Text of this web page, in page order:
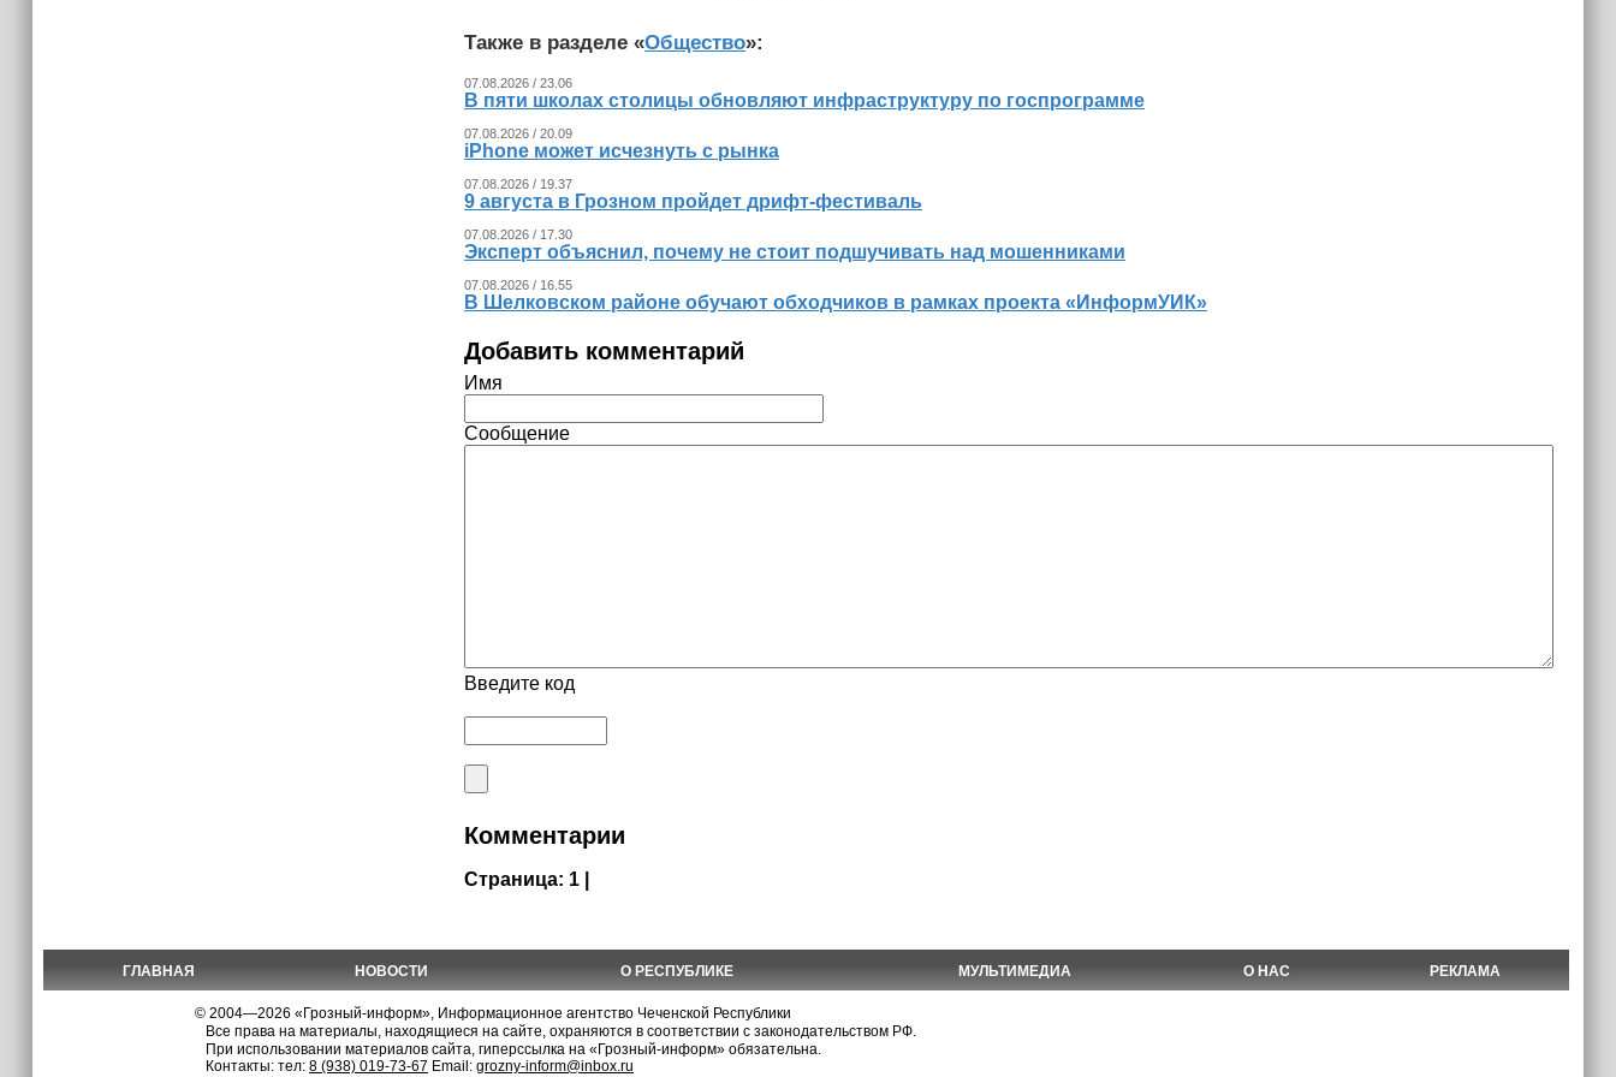
Также в разделе «Общество»:
07.08.2026 / 23.06
В пяти школах столицы обновляют инфраструктуру по госпрограмме
07.08.2026 / 20.09
iPhone может исчезнуть с рынка
07.08.2026 / 19.37
9 августа в Грозном пройдет дрифт-фестиваль
07.08.2026 / 17.30
Эксперт объяснил, почему не стоит подшучивать над мошенниками
07.08.2026 / 16.55
В Шелковском районе обучают обходчиков в рамках проекта «ИнформУИК»
Добавить комментарий
Имя
Сообщение
Введите код
Комментарии
Страница: 1 |
ГЛАВНАЯ НОВОСТИ О РЕСПУБЛИКЕ МУЛЬТИМЕДИА О НАС РЕКЛАМА
© 2004—2026 «Грозный-информ», Информационное агентство Чеченской Республики
Все права на материалы, находящиеся на сайте, охраняются в соответствии с законодательством РФ.
При использовании материалов сайта, гиперссылка на «Грозный-информ» обязательна.
Контакты: тел: 8 (938) 019-73-67 Email: grozny-inform@inbox.ru